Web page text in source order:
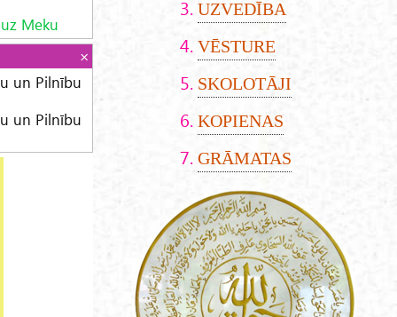
Meku
un Pilnību
un Pilnību
UZVEDĪBA
VĒSTURE
SKOLOTĀJI
KOPIENAS
GRĀMATAS